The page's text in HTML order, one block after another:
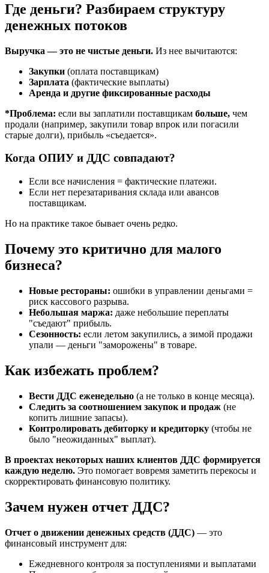
Где деньги? Разбираем структуру
денежных потоков
Выручка — это не чистые деньги. Из нее вычитаются:
Закупки (оплата поставщикам)
Зарплата (фактические выплаты)
Аренда и другие фиксированные расходы
*Проблема: если вы заплатили поставщикам больше, чем
продали (например, закупили товар впрок или погасили
старые долги), прибыль «съедается».
Когда ОПИУ и ДДС совпадают?
Если все начисления = фактические платежи.
Если нет перезатаривания склада или авансов
поставщикам.
Но на практике такое бывает очень редко.
Почему это критично для малого
бизнеса?
Новые рестораны: ошибки в управлении деньгами =
риск кассового разрыва.
Небольшая маржа: даже небольшие переплаты
"съедают" прибыль.
Сезонность: если летом закупились, а зимой продажи
упали — деньги "заморожены" в товаре.
Как избежать проблем?
Вести ДДС еженедельно (а не только в конце месяца).
Следить за соотношением закупок и продаж (не
копить лишние запасы).
Контролировать дебиторку и кредиторку (чтобы не
было "неожиданных" выплат).
В проектах некоторых наших клиентов ДДС формируется
каждую неделю. Это помогает вовремя заметить перекосы и
скорректировать финансовую политику.
Зачем нужен отчет ДДС?
Отчет о движении денежных средств (ДДС) — это
финансовый инструмент для:
Ежедневного контроля за поступлениями и выплатами